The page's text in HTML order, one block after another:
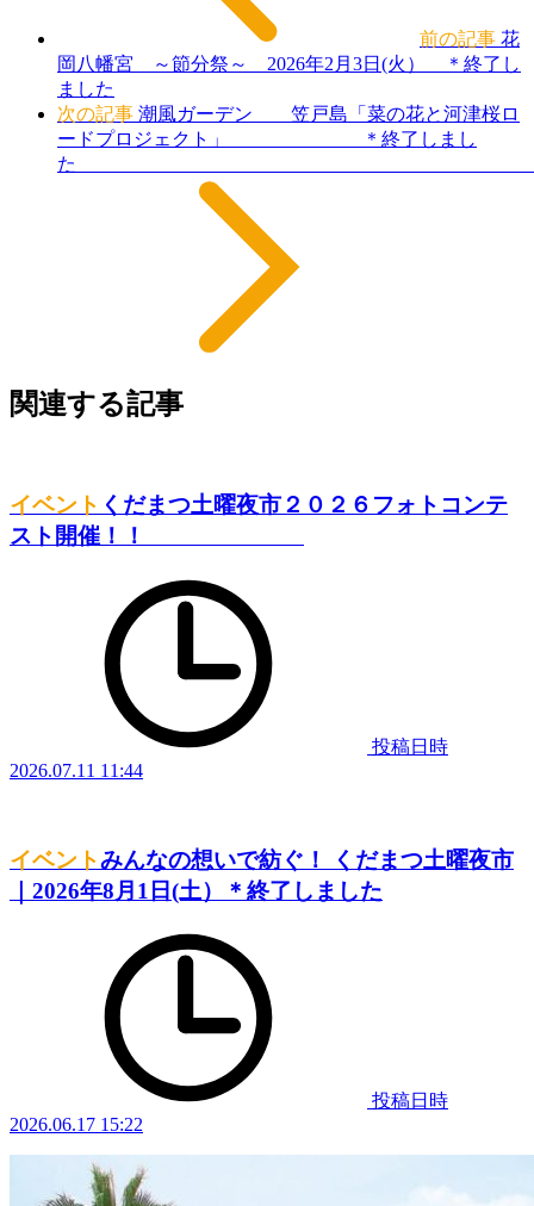
前の記事 花
岡八幡宮 ～節分祭～ 2026年2月3日(火） ＊終了し
ました
次の記事 潮風ガーデン 笠戸島「菜の花と河津桜ロ
ードプロジェクト」 ＊終了しまし
関連する記事
イベント くだまつ土曜夜市２０２６フォトコンテ
スト開催！！
投稿日時
2026.07.11 11:44
イベントみんなの想いで紡ぐ！ くだまつ土曜夜市
｜2026年8月1日(土）＊終了しました
投稿日時
2026.06.17 15:22